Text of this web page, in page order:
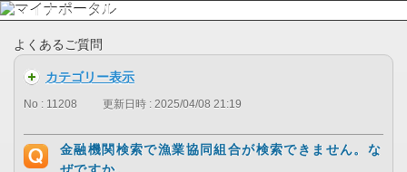
よくあるご質問
カテゴリー表示
No : 11208 更新日時 : 2025/04/08 21:19
金融機関検索で漁業協同組合が検索できません。な